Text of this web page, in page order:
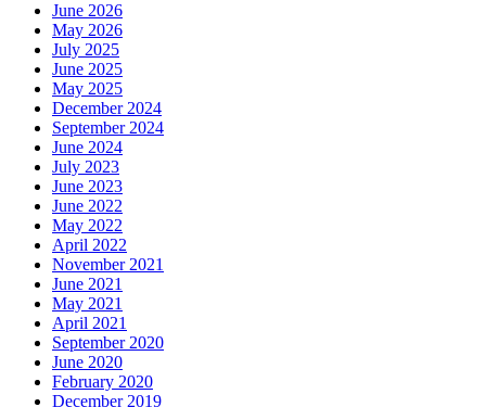
June 2026
May 2026
July 2025
June 2025
May 2025
December 2024
September 2024
June 2024
July 2023
June 2023
June 2022
May 2022
April 2022
November 2021
June 2021
May 2021
April 2021
September 2020
June 2020
February 2020
December 2019